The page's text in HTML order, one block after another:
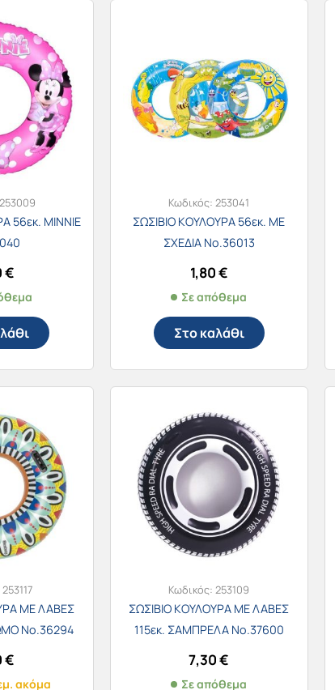
253009
56εκ. MINNIE
€
Κωδικός:253041
ΣΩΣΙΒΙΟ ΚΟΥΛΟΥΡΑ 56εκ. ΜΕ
ΣΧΕΔΙΑ Νο.36013
1,80€
Σε απόθεμα
Στο καλάθι
253117
ΜΕ ΛΑΒΕΣ
Νο.36294
€
ακόμα
Κωδικός: 253109
ΣΩΣΙΒΙΟ ΚΟΥΛΟΥΡΑ ΜΕ ΛΑΒΕΣ
115εκ. ΣΑΜΠΡΕΛΑ Νο.37600
7,30€
Σε απόθεμα